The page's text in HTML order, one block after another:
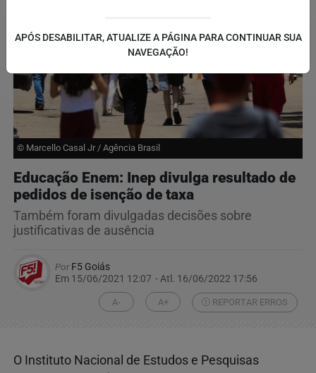
© Marcello Casal Jr / Agência Brasil
Educação Enem: Inep divulga resultado de
pedidos de isenção de taxa
Também foram divulgadas decisões sobre
justificativas de ausência
PorF5 Goiás
Em 15/06/2021 12:07 - Atl. 16/06/2022 17:56
A- A+ REPORTAR ERROS
O Instituto Nacional de Estudos e Pesquisas
APÓS DESABILITAR, ATUALIZE A PÁGINA PARA CONTINUAR SUA
NAVEGAÇÃO!